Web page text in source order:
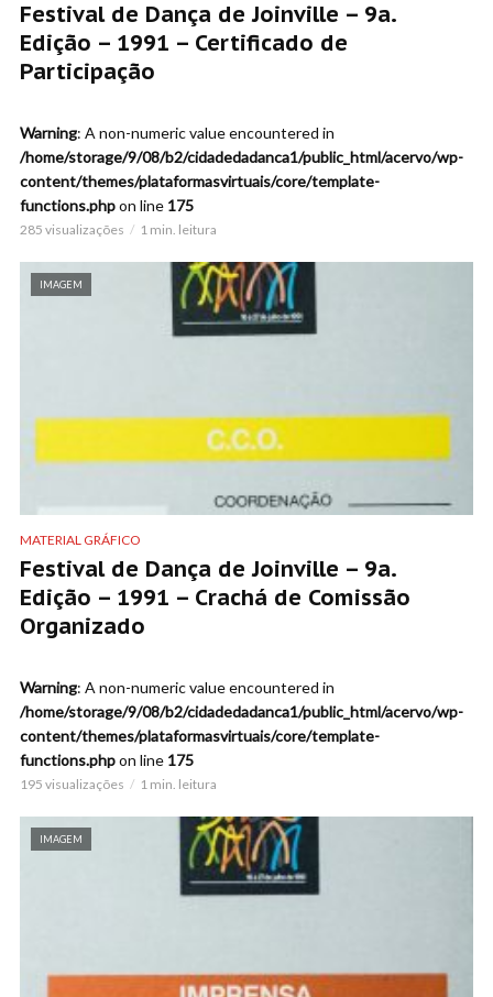
Festival de Dança de Joinville – 9a.
Edição – 1991 – Certificado de
Participação
Warning: A non-numeric value encountered in
/home/storage/9/08/b2/cidadedadanca1/public_html/acervo/wp-
content/themes/plataformasvirtuais/core/template-
functions.phpon line 175
285 visualizações 1 min. leitura
IMAGEM
MATERIAL GRÁFICO
Festival de Dança de Joinville – 9a.
Edição – 1991 – Crachá de Comissão
Organizado
Warning: A non-numeric value encountered in
/home/storage/9/08/b2/cidadedadanca1/public_html/acervo/wp-
content/themes/plataformasvirtuais/core/template-
functions.phpon line 175
195 visualizações 1 min. leitura
IMAGEM